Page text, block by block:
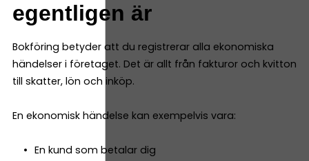
egentligen är
Bokföring betyder att du registrerar alla ekonomiska
händelser i företaget. Det är allt från fakturor och kvitton
till skatter, lön och inköp.
En ekonomisk händelse kan exempelvis vara:
En kund som betalar dig